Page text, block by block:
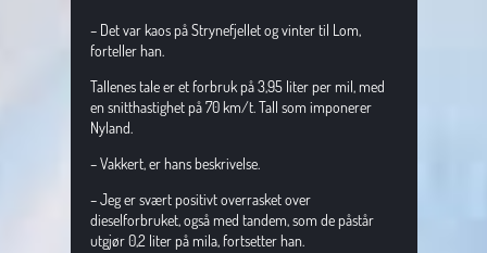
– Det var kaos på Strynefjellet og vinter til Lom,
forteller han.
Tallenes tale er et forbruk på 3,95 liter per mil, med
en snitthastighet på 70 km/t. Tall som imponerer
Nyland.
– Vakkert, er hans beskrivelse.
– Jeg er svært positivt overrasket over
dieselforbruket, også med tandem, som de påstår
utgjør 0,2 liter på mila, fortsetter han.